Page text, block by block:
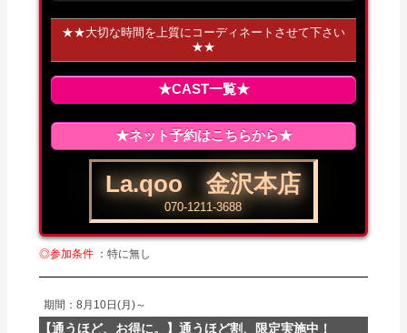
★★大切な時間を上質にコーディネートさせて下さい
★★
★CAST一覧★
★ネット予約はこちらから★
La.qoo 金沢本店
070-1211-3688
◎参加条件 ：特に無し
期間：8月10日(月)～
【通うほど、お得に。】通うほど割、限定実施中！